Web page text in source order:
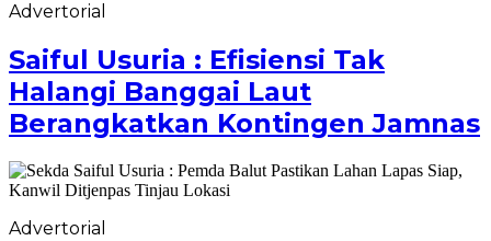
Advertorial
Saiful Usuria : Efisiensi Tak
Halangi Banggai Laut
Berangkatkan Kontingen Jamnas
Advertorial